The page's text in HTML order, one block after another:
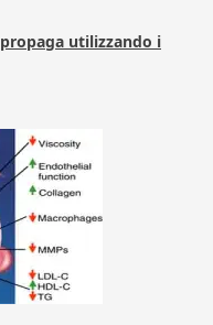
utilizzando i